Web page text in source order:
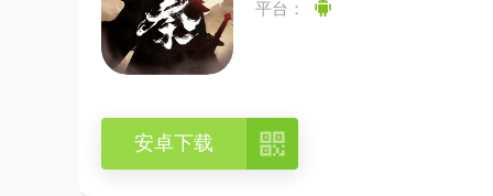
平台：
安卓下载 